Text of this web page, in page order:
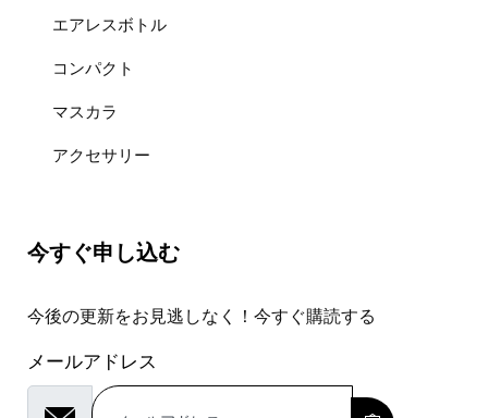
エアレスボトル
コンパクト
マスカラ
アクセサリー
今すぐ申し込む
今後の更新をお見逃しなく！今すぐ購読する
メールアドレス